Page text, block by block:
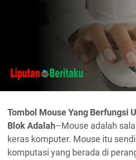
Tombol Mouse Yang Berfungsi
Blok Adalah–Mouse adalah
keras komputer. Mouse itu
komputasi yang berada di